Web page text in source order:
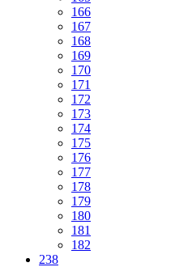
166
167
168
169
170
171
172
173
174
175
176
177
178
179
180
181
182
238